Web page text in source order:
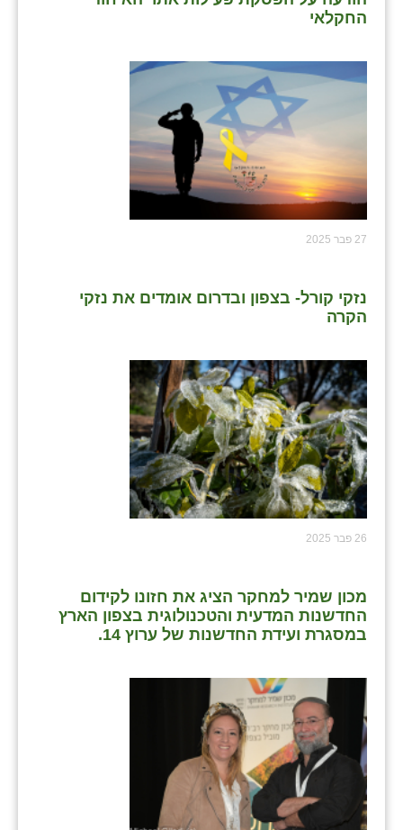
החקלאי
27 פבר 2025
נזקי קורל- בצפון ובדרום אומדים את נזקי
הקרה
26 פבר 2025
מכון שמיר למחקר הציג את חזונו לקידום
החדשנות המדעית והטכנולוגית בצפון הארץ
במסגרת ועידת החדשנות של ערוץ 14.